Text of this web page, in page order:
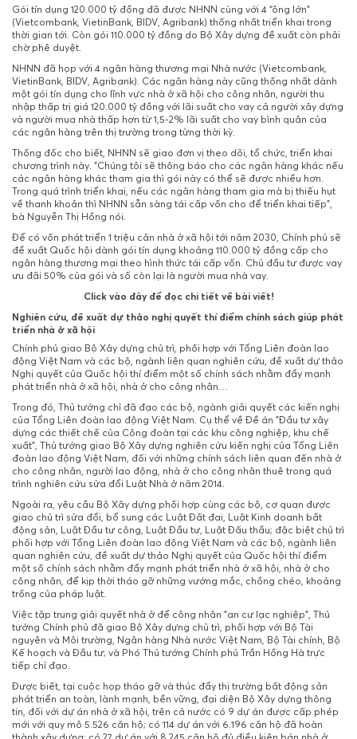
Gói tín dụng 120.000 tỷ đồng đã được NHNN cùng với 4 “ông lớn”
(Vietcombank, VietinBank, BIDV, Agribank) thống nhất triển khai trong
thời gian tới. Còn gói 110.000 tỷ đồng do Bộ Xây dựng đề xuất còn phải
chờ phê duyệt.
NHNN đã họp với 4 ngân hàng thương mại Nhà nước (Vietcombank,
VietinBank, BIDV, Agribank). Các ngân hàng này cũng thống nhất dành
một gói tín dụng cho lĩnh vực nhà ở xã hội cho công nhân, người thu
nhập thấp trị giá 120.000 tỷ đồng với lãi suất cho vay cả người xây dựng
và người mua nhà thấp hơn từ 1,5-2% lãi suất cho vay bình quân của
các ngân hàng trên thị trường trong từng thời kỳ.
Thống đốc cho biết, NHNN sẽ giao đơn vị theo dõi, tổ chức, triển khai
chương trình này. "Chúng tôi sẽ thông báo cho các ngân hàng khác nếu
các ngân hàng khác tham gia thì gói này có thể sẽ được nhiều hơn.
Trong quá trình triển khai, nếu các ngân hàng tham gia mà bị thiếu hụt
về thanh khoản thì NHNN sẵn sàng tái cấp vốn cho để triển khai tiếp”,
bà Nguyễn Thị Hồng nói.
Để có vốn phát triển 1 triệu căn nhà ở xã hội tới năm 2030, Chính phủ sẽ
đề xuất Quốc hội dành gói tín dụng khoảng 110.000 tỷ đồng cấp cho
ngân hàng thương mại theo hình thức tái cấp vốn. Chủ đầu tư được vay
ưu đãi 50% của gói và số còn lại là người mua nhà vay.
Click vào đây để đọc chi tiết về bài viết!
Nghiên cứu, đề xuất dự thảo nghị quyết thí điểm chính sách giúp phát
triển nhà ở xã hội
Chính phủ giao Bộ Xây dựng chủ trì, phối hợp với Tổng Liên đoàn lao
động Việt Nam và các bộ, ngành liên quan nghiên cứu, đề xuất dự thảo
Nghị quyết của Quốc hội thí điểm một số chính sách nhằm đẩy mạnh
phát triển nhà ở xã hội, nhà ở cho công nhân…
Trong đó, Thủ tướng chỉ đã đạo các bộ, ngành giải quyết các kiến nghị
của Tổng Liên đoàn lao động Việt Nam. Cụ thể về Đề án "Đầu tư xây
dựng các thiết chế của Công đoàn tại các khu công nghiệp, khu chế
xuất", Thủ tướng giao Bộ Xây dựng nghiên cứu kiến nghị của Tổng Liên
đoàn lao động Việt Nam, đối với những chính sách liên quan đến nhà ở
cho công nhân, người lao động, nhà ở cho công nhân thuê trong quá
trình nghiên cứu sửa đổi Luật Nhà ở năm 2014.
Ngoài ra, yêu cầu Bộ Xây dựng phối hợp cùng các bộ, cơ quan được
giao chủ trì sửa đổi, bổ sung các Luật Đất đai, Luật Kinh doanh bất
động sản, Luật Đầu tư công, Luật Đầu tư, Luật Đấu thầu; đặc biệt chủ trì
phối hợp với Tổng Liên đoàn lao động Việt Nam và các bộ, ngành liên
quan nghiên cứu, đề xuất dự thảo Nghị quyết của Quốc hội thí điểm
một số chính sách nhằm đẩy mạnh phát triển nhà ở xã hội, nhà ở cho
công nhân, để kịp thời tháo gỡ những vướng mắc, chồng chéo, khoảng
trống của pháp luật.
Việc tập trung giải quyết nhà ở để công nhân "an cư lạc nghiệp", Thủ
tướng Chính phủ đã giao Bộ Xây dựng chủ trì, phối hợp với Bộ Tài
nguyên và Môi trường, Ngân hàng Nhà nước Việt Nam, Bộ Tài chính, Bộ
Kế hoạch và Đầu tư; và Phó Thủ tướng Chính phủ Trần Hồng Hà trực
tiếp chỉ đạo.
Được biết, tại cuộc họp tháo gỡ và thúc đẩy thị trường bất động sản
phát triển an toàn, lành mạnh, bền vững, đại diện Bộ Xây dựng thông
tin, đối với dự án nhà ở xã hội, trên cả nước có 9 dự án được cấp phép
mới với quy mô 5.526 căn hộ; có 114 dự án với 6.196 căn hộ đã hoàn